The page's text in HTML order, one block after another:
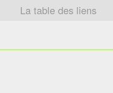
La table des liens